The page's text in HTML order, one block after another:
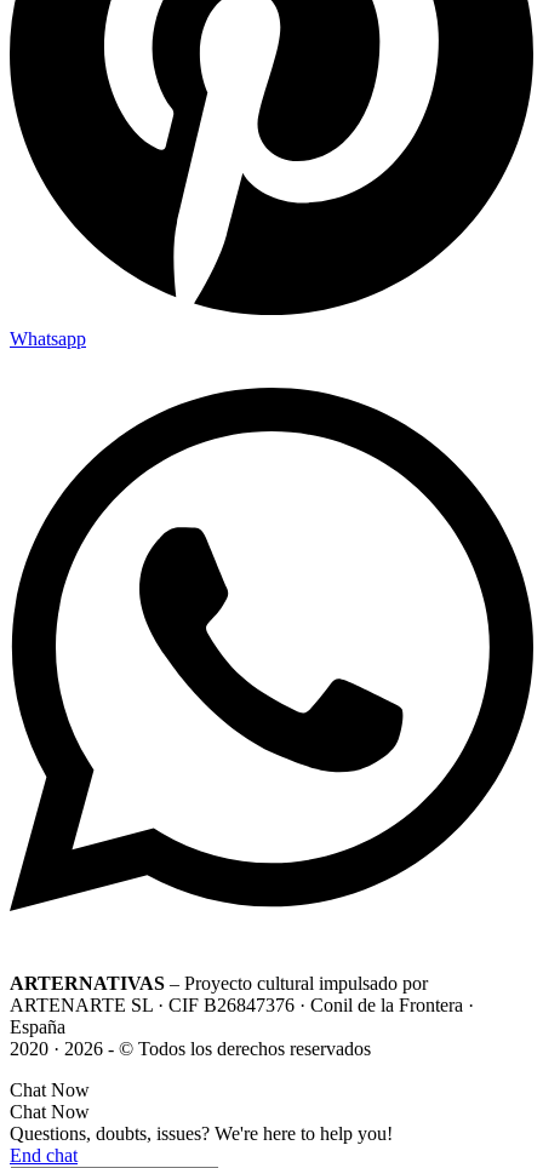
Whatsapp
ARTERNATIVAS – Proyecto cultural impulsado por
ARTENARTE SL · CIF B26847376 · Conil de la Frontera ·
España
2020 · 2026 - © Todos los derechos reservados
Chat Now
Chat Now
Questions, doubts, issues? We're here to help you!
End chat